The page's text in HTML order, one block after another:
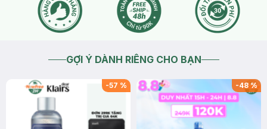
GỢI Ý DÀNH RIÊNG CHO BẠN
-57 % -48%